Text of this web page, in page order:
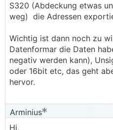
S320 (Abdeckung etwas
weg) die Adressen
Wichtig ist dann noch zu
Datenformar die Daten
negativ werden kann),
oder 16bit etc, das geht
hervor.
Arminius
Hi,